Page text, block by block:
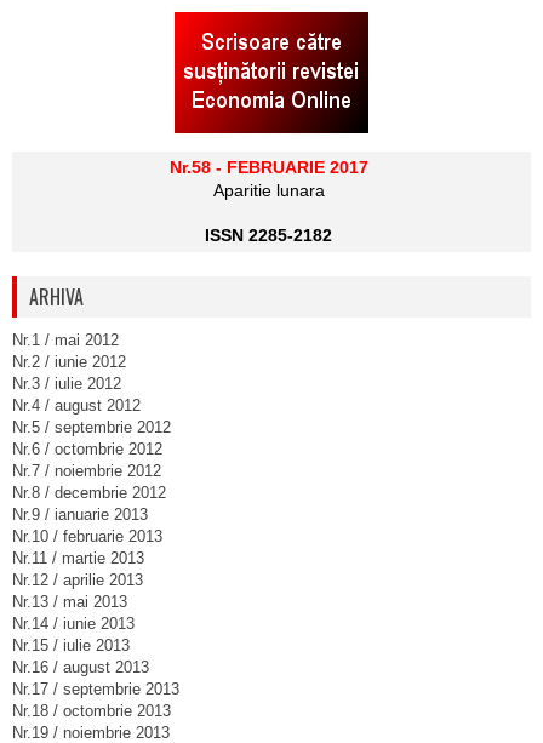
Nr.58 - FEBRUARIE 2017
Aparitie lunara
ISSN 2285-2182
ARHIVA
Nr.1 / mai 2012
Nr.2 / iunie 2012
Nr.3 / iulie 2012
Nr.4 / august 2012
Nr.5 / septembrie 2012
Nr.6 / octombrie 2012
Nr.7 / noiembrie 2012
Nr.8 / decembrie 2012
Nr.9 / ianuarie 2013
Nr.10 / februarie 2013
Nr.11 / martie 2013
Nr.12 / aprilie 2013
Nr.13 / mai 2013
Nr.14 / iunie 2013
Nr.15 / iulie 2013
Nr.16 / august 2013
Nr.17 / septembrie 2013
Nr.18 / octombrie 2013
Nr.19 / noiembrie 2013